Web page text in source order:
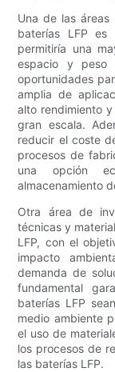
Una de las
baterías LFP es
permitiría una
espacio y peso
oportunidades
amplia de
alto rendimiento
gran escala.
reducir el coste
procesos de
una opción
almacenamiento
Otra área de
técnicas y
LFP, con el
impacto
demanda de
fundamental
baterías LFP
medio ambiente
el uso de
los procesos de
las baterías LFP.